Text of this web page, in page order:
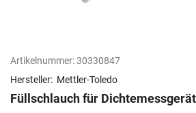
Artikelnummer:30330847
Hersteller: Mettler-Toledo
Füllschlauch für